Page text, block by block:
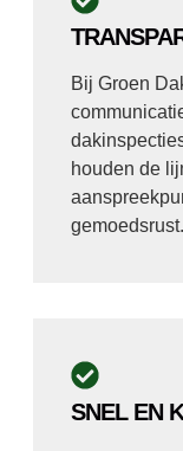
Bij Groen
houden de
gemoedsrust.
SNEL EN